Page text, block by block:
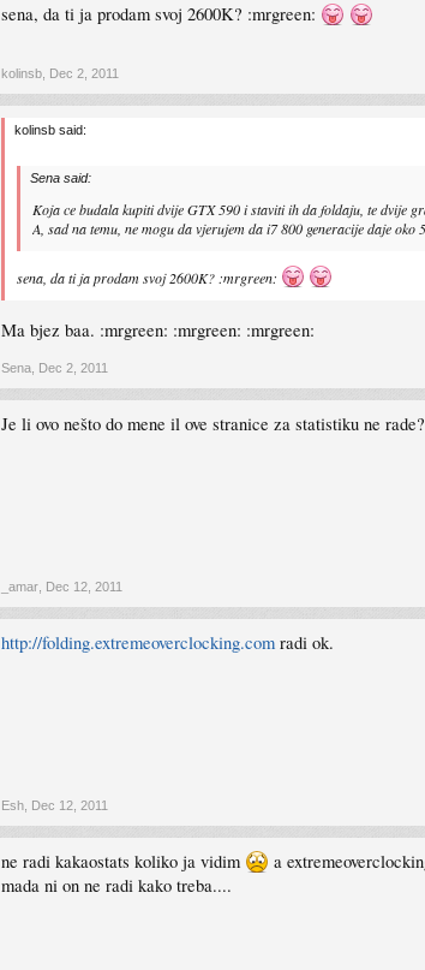
sena, da ti ja prodam svoj 2600K? :mrgreen:
kolinsb Dec 2, 2011
kolinsb said:
Sena said:
Koja ce budala kupiti dvije GTX 590 i staviti ih da foldaju, te dvije
A, sad na temu, ne mogu da vjerujem da i7 800 generacije daje
sena, da ti ja prodam svoj 2600K? :mrgreen:
Ma bjez baa. :mrgreen: :mrgreen: :mrgreen:
Sena Dec 2, 2011
Je li ovo nešto do mene il ove stranice za statistiku ne rade?
_amar Dec 12, 2011
http://folding.extremeoverclocking.com radi ok.
Esh Dec 12, 2011
ne radi kakaostats koliko ja vidim
a
mada ni on ne radi kako treba....